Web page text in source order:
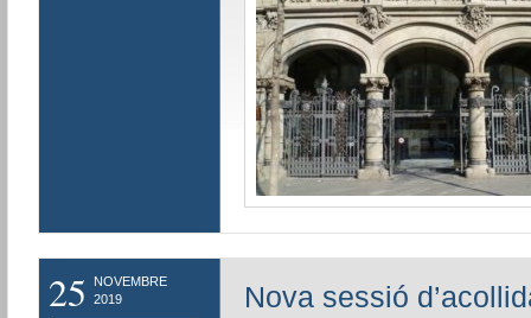
25
NOVEMBRE
2019
Nova sessió